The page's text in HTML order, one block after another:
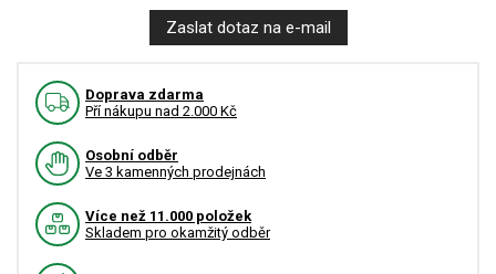
Zaslat dotaz na e-mail
Doprava zdarma
Pří nákupu nad 2.000 Kč
Osobní odběr
Ve 3 kamenných prodejnách
Více než 11.000 položek
Skladem pro okamžitý odběr